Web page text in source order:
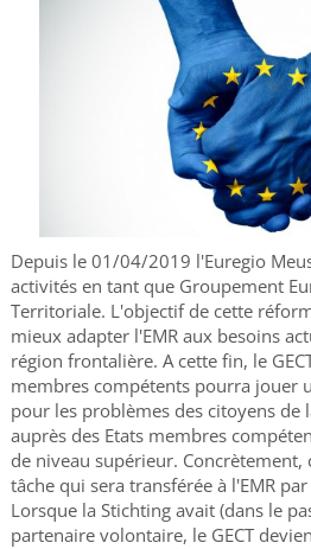
Depuis le 01/04/2019 l'Euregio
activités en tant que Groupement
Territoriale. L'objectif de cette
mieux adapter l'EMR aux besoins
région frontalière. A cette fin, le
membres compétents pourra jouer
pour les problèmes des citoyens de
auprès des Etats membres
de niveau supérieur. Concrètement,
tâche qui sera transférée à l'EMR
Lorsque la Stichting avait (dans le
partenaire volontaire, le GECT